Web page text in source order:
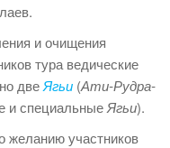
и очищения
тура ведические
двеЯгьи (Ати-Рудра-
и специальныеЯгьи).
желанию участников